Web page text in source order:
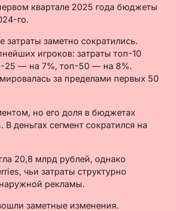
квартале 2025 года бюджеты
го.
заметно сократились.
игроков: затраты топ-10
25 — на 7%, топ-50 — на 8%.
за пределами первых 50
но его доля в бюджетах
деньгах сегмент сократился на
20,8 млрд рублей, однако
чьи затраты структурно
рекламы.
заметные изменения.